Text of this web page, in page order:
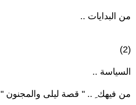
من البدايات ..
(2)
السياسة ..
من فيهك ِ .. " قصة ليلى والمجنون "